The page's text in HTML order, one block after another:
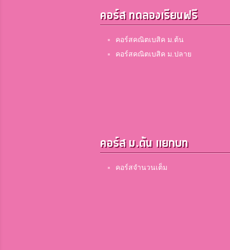
คอร์ส ทดลองเรียนฟรี
คอร์สคณิตเบสิค ม.ต้น
คอร์สคณิตเบสิค ม.ปลาย
คอร์ส ม.ต้น แยกบท
คอร์สจำนวนเต็ม